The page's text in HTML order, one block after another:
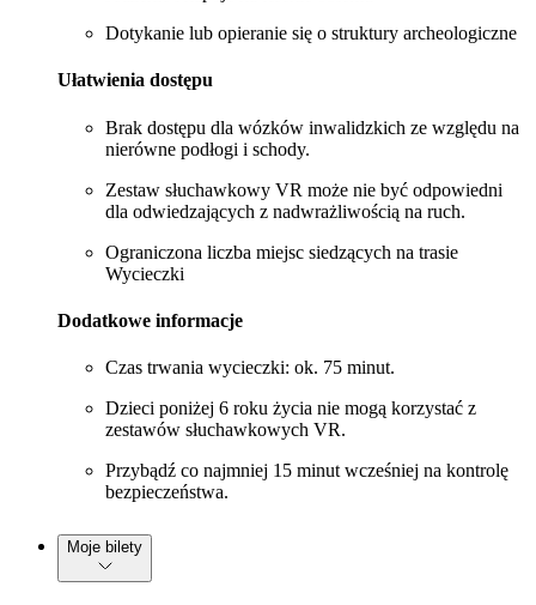
Dotykanie lub opieranie się o struktury archeologiczne
Ułatwienia dostępu
Brak dostępu dla wózków inwalidzkich ze względu na
nierówne podłogi i schody.
Zestaw słuchawkowy VR może nie być odpowiedni
dla odwiedzających z nadwrażliwością na ruch.
Ograniczona liczba miejsc siedzących na trasie
Wycieczki
Dodatkowe informacje
Czas trwania wycieczki: ok. 75 minut.
Dzieci poniżej 6 roku życia nie mogą korzystać z
zestawów słuchawkowych VR.
Przybądź co najmniej 15 minut wcześniej na kontrolę
bezpieczeństwa.
Moje bilety